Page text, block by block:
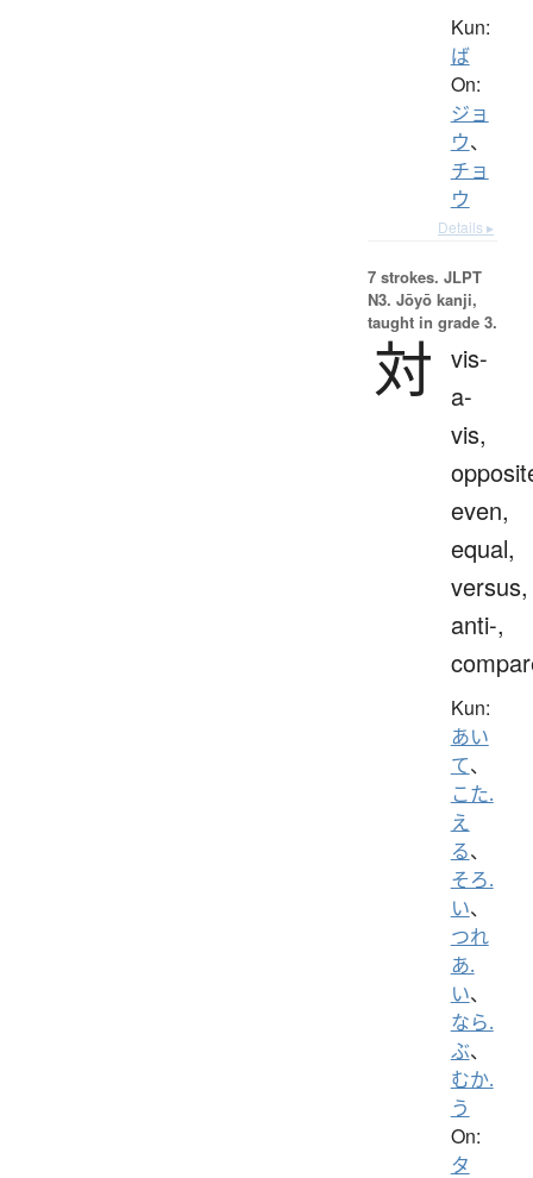
Kun:
ば
On:
ジョ
ウ、
チョ
ウ
Details ▸
7 strokes. JLPT
N3. Jōyō kanji,
taught in grade 3.
対 vis-
a-
vis,
even,
equal,
versus,
anti-,
Kun:
あい
て、
こた.
え
る、
そろ.
い、
つれ
あ.
い、
なら.
ぶ、
むか.
う
On:
タ